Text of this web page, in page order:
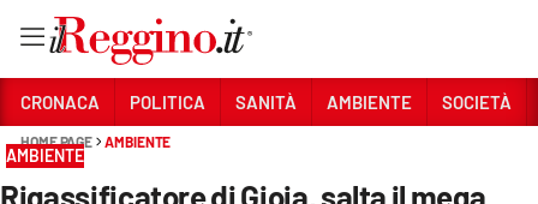
Sezioni
CRONACA POLITICA SANITÀ AMBIENTE SOCIETÀ
HOME PAGE AMBIENTE
AMBIENTE
Rigassificatore di Gioia, salta il mega